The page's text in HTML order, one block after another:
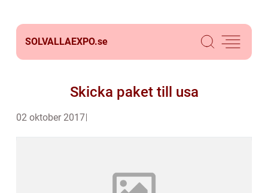
SOLVALLAEXPO.se
Skicka paket till usa
02 oktober 2017